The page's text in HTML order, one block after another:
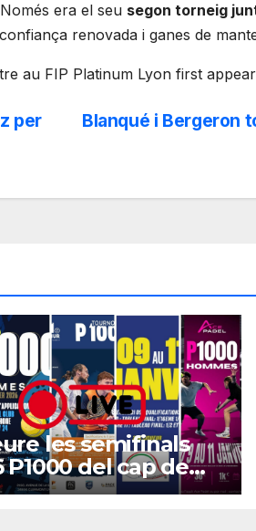
era el seu segon torneig
renovada i ganes de
au FIP Platinum Lyon first
Blanqué i Bergeron
per
les semifinals
P1000 del cap de